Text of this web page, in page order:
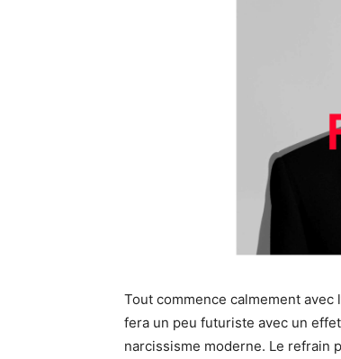
Tout commence calmement avec
fera un peu futuriste avec un
narcissisme moderne. Le refrain